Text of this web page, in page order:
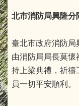
北市消防局興隆分
臺北市政府消防局
由消防局局長莫懷
持上梁典禮，祈禱
員一切平安順利。